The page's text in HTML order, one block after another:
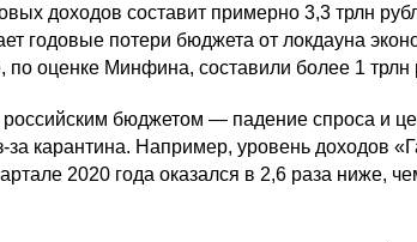
доходов составит примерно 3,3 трлн
годовые потери бюджета от локдауна
по оценке Минфина, составили более 1 трлн
бюджетом — падение спроса и
за карантина. Например, уровень доходов
2020 года оказался в 2,6 раза ниже,